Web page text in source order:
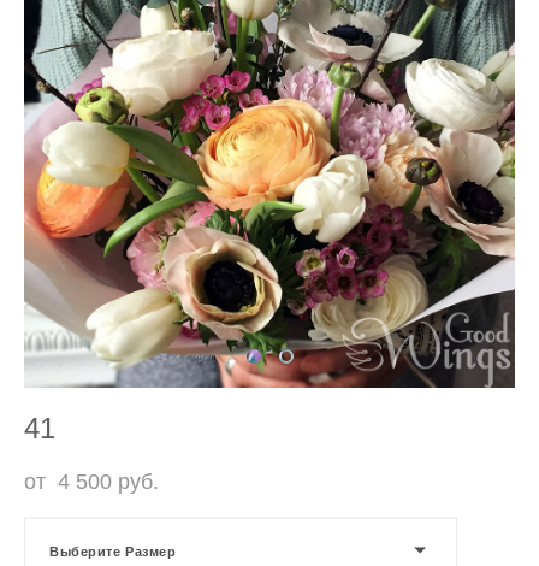
41
от 4 500 pуб.
Выберите Размер